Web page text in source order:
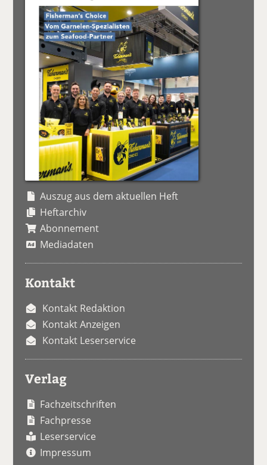
Auszug aus dem aktuellen Heft
Heftarchiv
Abonnement
Mediadaten
Kontakt
Kontakt Redaktion
Kontakt Anzeigen
Kontakt Leserservice
Verlag
Fachzeitschriften
Fachpresse
Leserservice
Impressum